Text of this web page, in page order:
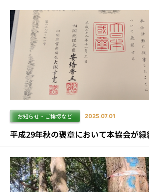
お知らせ・ご挨拶など 2025.07.01
平成29年秋の褒章において本協会が